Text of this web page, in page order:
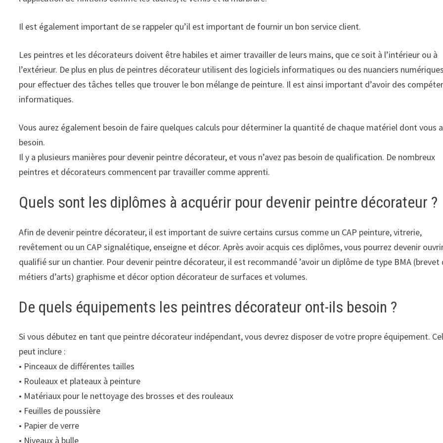
Il est également important de se rappeler qu’il est important de fournir un bon service client.
Les peintres et les décorateurs doivent être habiles et aimer travailler de leurs mains, que ce soit à l’intérieur ou à
l’extérieur. De plus en plus de peintres décorateur utilisent des logiciels informatiques ou des nuanciers numériques
pour effectuer des tâches telles que trouver le bon mélange de peinture. Il est ainsi important d’avoir des
informatiques.
Vous aurez également besoin de faire quelques calculs pour déterminer la quantité de chaque matériel dont vous
besoin.
Il y a plusieurs manières pour devenir peintre décorateur, et vous n’avez pas besoin de qualification. De nombreux
peintres et décorateurs commencent par travailler comme apprenti.
Quels sont les diplômes à acquérir pour devenir peintre décorateur ?
Afin de devenir peintre décorateur, il est important de suivre certains cursus comme un CAP peinture, vitrerie,
revêtement ou un CAP signalétique, enseigne et décor. Après avoir acquis ces diplômes, vous pourrez devenir
qualifié sur un chantier. Pour devenir peintre décorateur, il est recommandé ’avoir un diplôme de type BMA (brevet
métiers d’arts) graphisme et décor option décorateur de surfaces et volumes.
De quels équipements les peintres décorateur ont-ils besoin ?
Si vous débutez en tant que peintre décorateur indépendant, vous devrez disposer de votre propre équipement.
peut inclure :
• Pinceaux de différentes tailles
• Rouleaux et plateaux à peinture
• Matériaux pour le nettoyage des brosses et des rouleaux
• Feuilles de poussière
• Papier de verre
• Niveaux à bulle